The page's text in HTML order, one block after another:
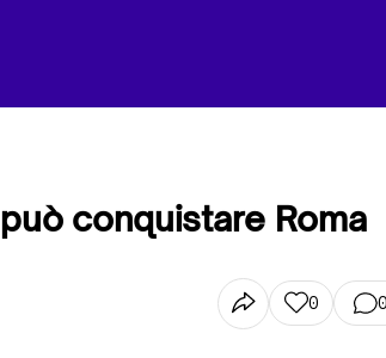
conquistare Roma
0 0